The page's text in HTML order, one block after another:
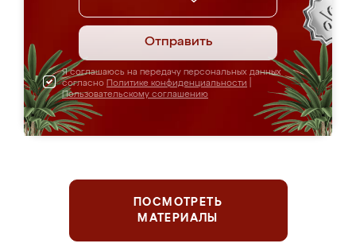
Отправить
Я соглашаюсь на передачу персональных данных
согласно Политике конфиденциальности
Пользовательскому соглашению
ПОСМОТРЕТЬ
МАТЕРИАЛЫ